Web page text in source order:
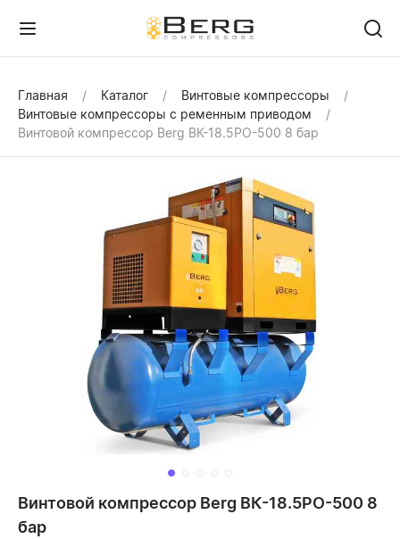
Главная Каталог
Винтовые компрессоры
Винтовые компрессоры с ременным приводом
Винтовой компрессор Berg ВК-18.5РО-500 8 бар
Винтовой компрессор Berg ВК-18.5РО-500 8
бар